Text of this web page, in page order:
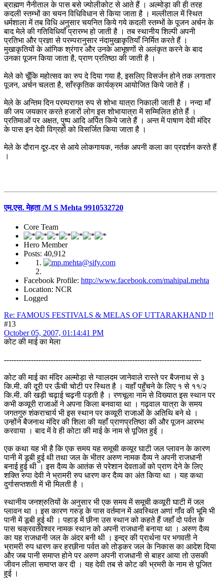
ब्राह्मण नैनीताल के पास बसे ज्योलीकोट से आते हैं । अल्मोड़ा की ही तरह
कदली स्तम्भों का चयन विधिविधान से किया जाता है । मल्लीताल में स्थित
धर्मशाला में तब विधि अनुसार चयनित किये गये कदली स्तम्भों के पूजन अर्चन के
बाद मेले की गतिविधियाँ प्रारम्भ हो जाती है । तब स्थानीय शिल्पी अपनी
प्रतिभा और प्रज्ञा से परम्परानुसार नंदामुखाकृतियाँ निर्मित करते हैं ।
मुखाकृतियों के आंगिक श्रंगार और उनके आभूषणों से अलंकृत करने के बाद
उनका पूजन किया जाता है, प्राण प्रतिष्ठा की जाती है ।
मेले को चूँकि महोत्सव का रुप दे दिया गया है, इसलिए विसर्जन होने तक लगातार
पूजन, अर्चन चलता है, साँस्कृतिक कार्यक्रम आयोजित किये जाते हैं ।
मेले के अन्तिम दिन परम्परागत रुप से शोभा यात्रा निकाली जाती है । नन्दा माँ
की जय जयकार करते हजारों लोग इस शोभायात्रा में सम्मिलित होते हैं ।
प्रतिमाओं पर अक्षत, पुष्प आदि अर्पित किये जाते हैं । अन्त में पाषाण देवी मंदिर
के पास इन देवी विग्रहों को विसर्जित किया जाता है ।
मेले के दौरान दूर-दर से आये लोकगायक, नर्तक अपनी कला का प्रदर्शन करते हैं
।
एम.एस. मेहता /M S Mehta 9910532720
Core Team
Hero Member
Posts: 40,912
Facebook Profile: http://www.facebook.com/mahipal.mehta
Location: NCR
Logged
Re: FAMOUS FESTIVALS & MELAS OF UTTARAKHAND !!
#13
October 05, 2007, 01:14:41 PM
कोट की माई का मेला
--------------------------------------------------------------------------------
कोट की माई का मंदिर अल्मोड़ा से ग्वालदम जानेवाले रास्ते पर बैजनाथ से ३
कि.मी. की दूरी पर ऊँची चोटी पर स्थित है । यहाँ पहुँचने के लिए १ से ११/२
कि.मी. की खड़ी चढ़ाई चढ़नी पड़ती है । रणचूला नाम से विख्यात इस स्थान पर
कभी कव्यूरी राजाओं ने अपना किला बनवाया था । गढ़वाल यात्रा के समय
जगतगुरु शंकराचार्य भी इस स्थान पर कव्यूरी राजाओं के अतिथि बने थे ।
उन्होंने बैजनाथ मंदिर की शिला की यहाँ प्राणप्रतिष्ठा की और पूजन आरम्भ
करवाया । बाद में वे ही कोटा की माई के नाम से पूजित हुई ।
एक कथा यह भी है कि एक समय यह समूची कव्यूर घाटी जल प्लावन के कारण
पानी में डूबी हुई थी तथा जल के भीतर अरुण नामक दैव्य ने अपनी राजधानी
बनाई हुई थी । इस दैव्य के आतंक से परेशान देवताओं को प्राण देने के लिए
शक्ति रुपा देवी ने भ्रामरी रुप धारण कर दैव्य का अंत किया था । यह कथा
दुर्गासप्तशती में भी मिलती है ।
स्थानीय जनश्रुतियों के अनुसार भी एक समय में समूची कव्यूरी घाटी में जल
प्लावन था । इस कारण गरुड़ के पास वर्तमान में अवस्थित अणां गाँव की भूमि भी
पानी में डूबी हुई थी । पहाड़ में छीना उस स्थान को कहते हैं जहाँ दो पर्वत के
पास चक्रवर्तवेश्वर नामक स्थान को अपनी राजधानी बनाया था । अरुण दैव्य
का यह राजधानी जल के अंदर बनी थी । इन्द्र की प्रार्थना पर भगवती ने
भ्रामरी रुप धारण कर हरछीना पर्वत को तोड़कर जल के निकास का आदेश दिया
और जब पानी समाप्त होने पर अरुण अपनी राजधानी से बाहर आया तो उसकी
जीवन लीला समाप्त कर दी । यह देवी तब से कोट की भ्रमरी के नाम से पूजित
हुई ।